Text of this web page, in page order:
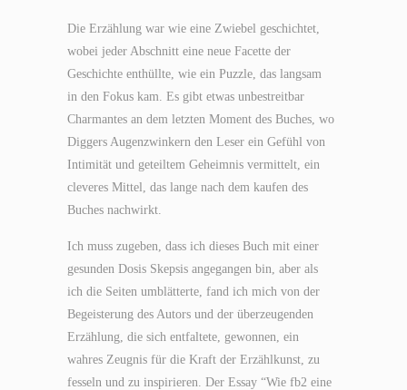
Die Erzählung war wie eine Zwiebel geschichtet,
wobei jeder Abschnitt eine neue Facette der
Geschichte enthüllte, wie ein Puzzle, das langsam
in den Fokus kam. Es gibt etwas unbestreitbar
Charmantes an dem letzten Moment des Buches, wo
Diggers Augenzwinkern den Leser ein Gefühl von
Intimität und geteiltem Geheimnis vermittelt, ein
cleveres Mittel, das lange nach dem kaufen des
Buches nachwirkt.
Ich muss zugeben, dass ich dieses Buch mit einer
gesunden Dosis Skepsis angegangen bin, aber als
ich die Seiten umblätterte, fand ich mich von der
Begeisterung des Autors und der überzeugenden
Erzählung, die sich entfaltete, gewonnen, ein
wahres Zeugnis für die Kraft der Erzählkunst, zu
fesseln und zu inspirieren. Der Essay “Wie fb2 eine